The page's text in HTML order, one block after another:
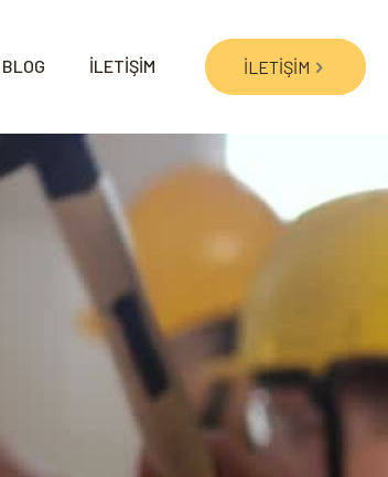
BLOG İLETİŞİM İLETİŞİM